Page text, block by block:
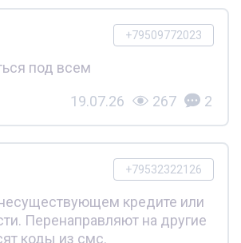
+79509772023
под всем
19.07.26 267 2
+79532322126
кредите или
Перенаправляют на другие
коды из смс.